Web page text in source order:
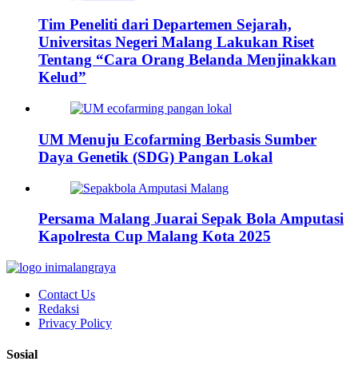
Tim Peneliti dari Departemen Sejarah,
Universitas Negeri Malang Lakukan Riset
Tentang “Cara Orang Belanda Menjinakkan
Kelud”
UM Menuju Ecofarming Berbasis Sumber
Daya Genetik (SDG) Pangan Lokal
Persama Malang Juarai Sepak Bola Amputasi
Kapolresta Cup Malang Kota 2025
Contact Us
Redaksi
Privacy Policy
Sosial